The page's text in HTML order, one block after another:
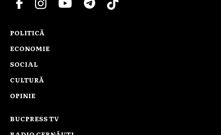
POLITICĂ
ECONOMIE
SOCIAL
CULTURĂ
OPINIE
BUCPRESS TV